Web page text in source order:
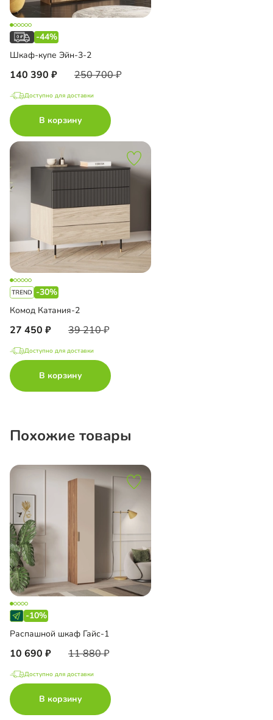
-44%
Шкаф-купе Эйн-3-2
140 390 250 700
Доступно для доставки
В корзину
-30%
Комод Катания-2
27 450 39 210
Доступно для доставки
В корзину
Похожие товары
-10%
Распашной шкаф Гайс-1
10 690 11 880
Доступно для доставки
В корзину